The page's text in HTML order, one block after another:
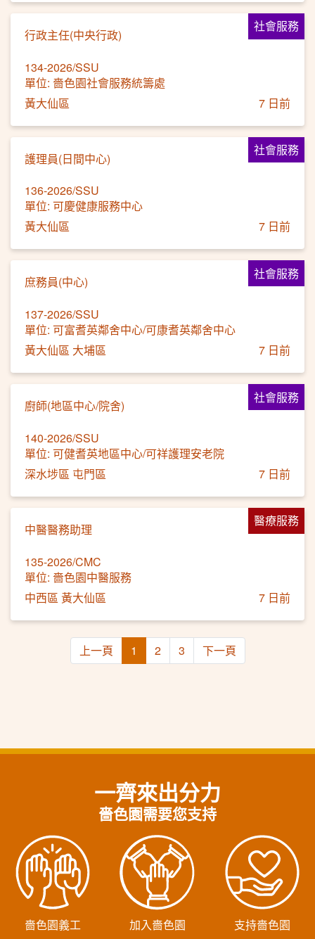
社會服務
行政主任(中央行政)
134-2026/SSU
單位: 嗇色園社會服務統籌處
黃大仙區
7 日前
社會服務
護理員(日間中心)
136-2026/SSU
單位: 可慶健康服務中心
黃大仙區
7 日前
社會服務
庶務員(中心)
137-2026/SSU
單位: 可富耆英鄰舍中心/可康耆英鄰舍中心
黃大仙區 大埔區
7 日前
社會服務
廚師(地區中心/院舍)
140-2026/SSU
單位: 可健耆英地區中心/可祥護理安老院
深水埗區 屯門區
7 日前
醫療服務
中醫醫務助理
135-2026/CMC
單位: 嗇色園中醫服務
中西區 黃大仙區
7 日前
上一頁 1 2 3 下一頁
一齊來出分力
嗇色園需要您支持
嗇色園義工 加入嗇色園 支持嗇色園